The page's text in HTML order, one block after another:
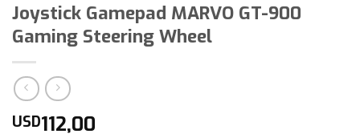
Joystick Gamepad MARVO GT-900
Gaming Steering Wheel
USD112,00